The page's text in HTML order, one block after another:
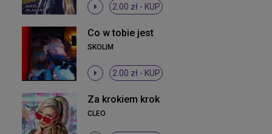
2.00 zł - KUP
Co w tobie jest
SKOLIM
2.00 zł - KUP
Za krokiem krok
CLEO